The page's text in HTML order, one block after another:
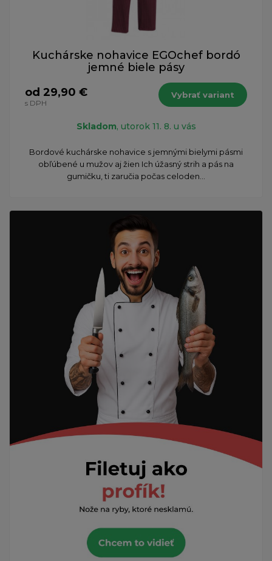
Kuchárske nohavice EGOchef bordó
jemné biele pásy
od 29,90 €
s DPH
Vybrať variant
Skladom, utorok 11. 8. u vás
Bordové kuchárske nohavice s jemnými bielymi pásmi
obľúbené u mužov aj žien Ich úžasný strih a pás na
gumičku, ti zaručia počas celoden...